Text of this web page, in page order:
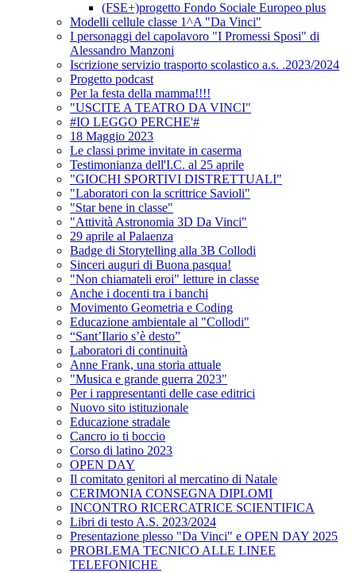
(FSE+)progetto Fondo Sociale Europeo plus
Modelli cellule classe 1^A "Da Vinci"
I personaggi del capolavoro "I Promessi Sposi" di
Alessandro Manzoni
Iscrizione servizio trasporto scolastico a.s. .2023/2024
Progetto podcast
Per la festa della mamma!!!!
"USCITE A TEATRO DA VINCI"
#IO LEGGO PERCHE'#
18 Maggio 2023
Le classi prime invitate in caserma
Testimonianza dell'I.C. al 25 aprile
"GIOCHI SPORTIVI DISTRETTUALI"
"Laboratori con la scrittrice Savioli"
"Star bene in classe"
"Attività Astronomia 3D Da Vinci"
29 aprile al Palaenza
Badge di Storytelling alla 3B Collodi
Sinceri auguri di Buona pasqua!
"Non chiamateli eroi" letture in classe
Anche i docenti tra i banchi
Movimento Geometria e Coding
Educazione ambientale al "Collodi"
“Sant’Ilario s’è desto”
Laboratori di continuità
Anne Frank, una storia attuale
"Musica e grande guerra 2023"
Per i rappresentanti delle case editrici
Nuovo sito istituzionale
Educazione stradale
Cancro io ti boccio
Corso di latino 2023
OPEN DAY
Il comitato genitori al mercatino di Natale
CERIMONIA CONSEGNA DIPLOMI
INCONTRO RICERCATRICE SCIENTIFICA
Libri di testo A.S. 2023/2024
Presentazione plesso "Da Vinci" e OPEN DAY 2025
PROBLEMA TECNICO ALLE LINEE
TELEFONICHE